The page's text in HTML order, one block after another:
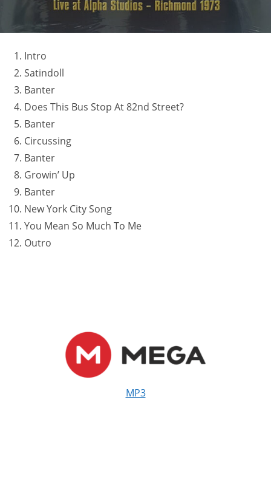
Intro
Satindoll
Banter
Does This Bus Stop At 82nd Street?
Banter
Circussing
Banter
Growin’ Up
Banter
New York City Song
You Mean So Much To Me
Outro
MP3